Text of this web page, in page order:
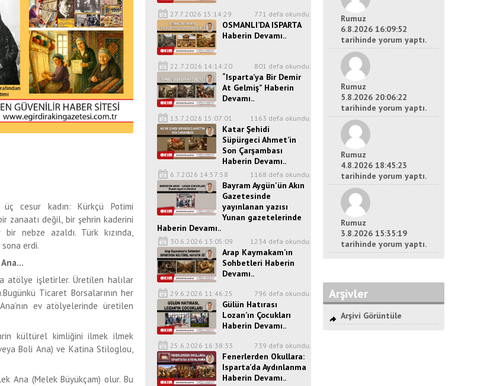
üç cesur kadın: Kürkçü Potimi
zanaatı değil, bir şehrin kaderini
nebze azaldı. Türk kızında,
sona erdi.
Ana…
atölye işletirler. Üretilen halılar
Ticaret Borsalarının her
ev atölyelerinde üretilen
kültürel kimliğini ilmek ilmek
Boli Ana) ve Katina Stiloglou,
Ana (Melek Büyükçam) olur. Bu
27.7.2026 15:14:29 771 defa okundu.
OSMANLI’DA ISPARTA
Haberin Devamı..
22.7.2026 14:14:20 801 defa okundu.
“Isparta’ya Bir Demir
At Gelmiş” Haberin
Devamı..
13.7.2026 15:07:01 1163 defa okundu.
Katar Şehidi
Süpürgeci Ahmet’in
Son Çarşambası
Haberin Devamı..
6.7.2026 14:57:58 1168 defa okundu.
Bayram Aygün'ün Akın
Gazetesinde
yayınlanan yazısı
Yunan gazetelerinde
Haberin Devamı..
30.6.2026 13:05:09 1234 defa okundu.
Arap Kaymakam’ın
Sohbetleri Haberin
Devamı..
29.6.2026 11:46:25 796 defa okundu.
Gülün Hatırası
Lozan’ın Çocukları
Haberin Devamı..
25.6.2026 16:38:33 739 defa okundu.
Fenerlerden Okullara:
Isparta’da Aydınlanma
Haberin Devamı..
Rumuz
6.8.2026 16:09:52
tarihinde yorum yaptı.
Rumuz
5.8.2026 20:06:22
tarihinde yorum yaptı.
Rumuz
4.8.2026 18:45:23
tarihinde yorum yaptı.
Rumuz
3.8.2026 15:35:19
tarihinde yorum yaptı.
Arşivler
Arşivi Görüntüle